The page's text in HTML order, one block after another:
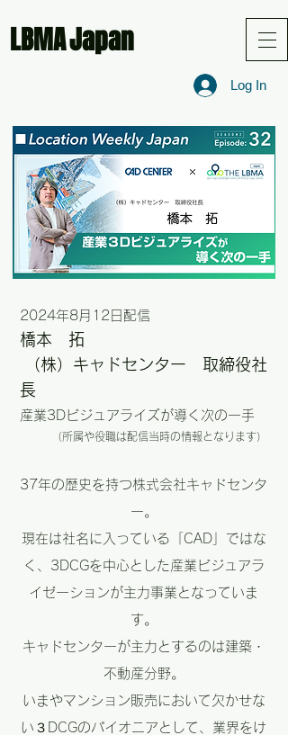
LBMAJapan
Log In
2024年8月12日配信
橋本 拓
（株）キャドセンター 取締役社
長
産業3Dビジュアライズが導く次の一手
（所属や役職は配信当時の情報となります）
37年の歴史を持つ株式会社キャドセンタ
ー。
現在は社名に入っている「CAD」ではな
く、3DCGを中心とした産業ビジュアラ
イゼーションが主力事業となっていま
す。
キャドセンターが主力とするのは建築・
不動産分野。
いまやマンション販売において欠かせな
い３DCGのパイオニアとして、業界をけ